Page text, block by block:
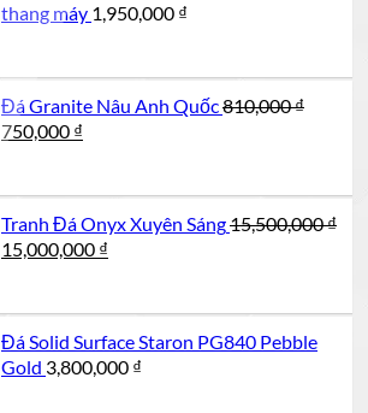
thang máy 1,950,000 ₫
Đá Granite Nâu Anh Quốc810,000₫
Giá
750,000 ₫
750,000 ₫.
Tranh Đá Onyx Xuyên Sáng15,500,000₫
Giá
15,000,000 ₫
15,000,000 ₫.
Đá Solid Surface Staron PG840 Pebble
Gold 3,800,000 ₫